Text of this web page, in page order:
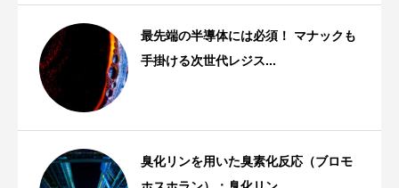
最先端の半導体には必須！ マナックも
手掛ける次世代レジス...
臭化リンを用いた臭素化反応（ブロモ